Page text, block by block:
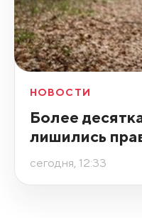
НОВОСТИ
Более
лишились
сегодня, 12:33